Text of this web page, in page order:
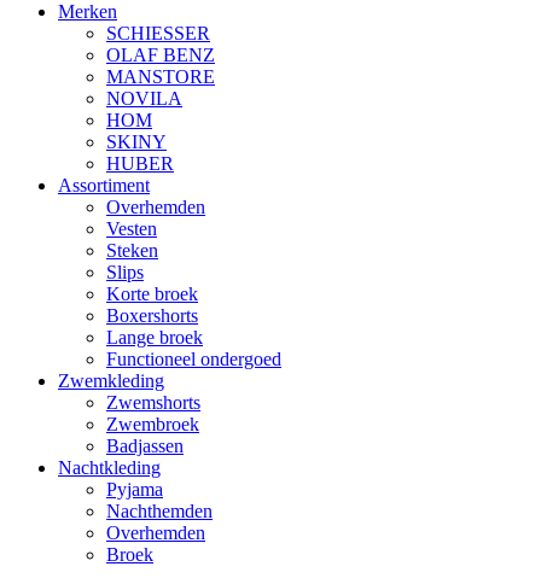
Merken
SCHIESSER
OLAF BENZ
MANSTORE
NOVILA
HOM
SKINY
HUBER
Assortiment
Overhemden
Vesten
Steken
Slips
Korte broek
Boxershorts
Lange broek
Functioneel ondergoed
Zwemkleding
Zwemshorts
Zwembroek
Badjassen
Nachtkleding
Pyjama
Nachthemden
Overhemden
Broek